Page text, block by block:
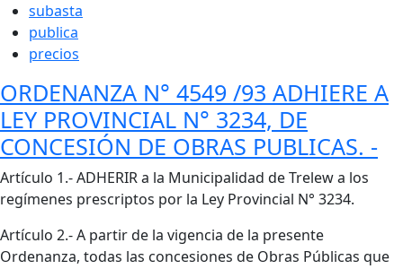
subasta
publica
precios
ORDENANZA N° 4549 /93 ADHIERE A
LEY PROVINCIAL N° 3234, DE
CONCESIÓN DE OBRAS PUBLICAS. -
Cuerpo
Artículo 1.- ADHERIR a la Municipalidad de Trelew a los
regímenes prescriptos por la Ley Provincial N° 3234.
Artículo 2.- A partir de la vigencia de la presente
Ordenanza, todas las concesiones de Obras Públicas que